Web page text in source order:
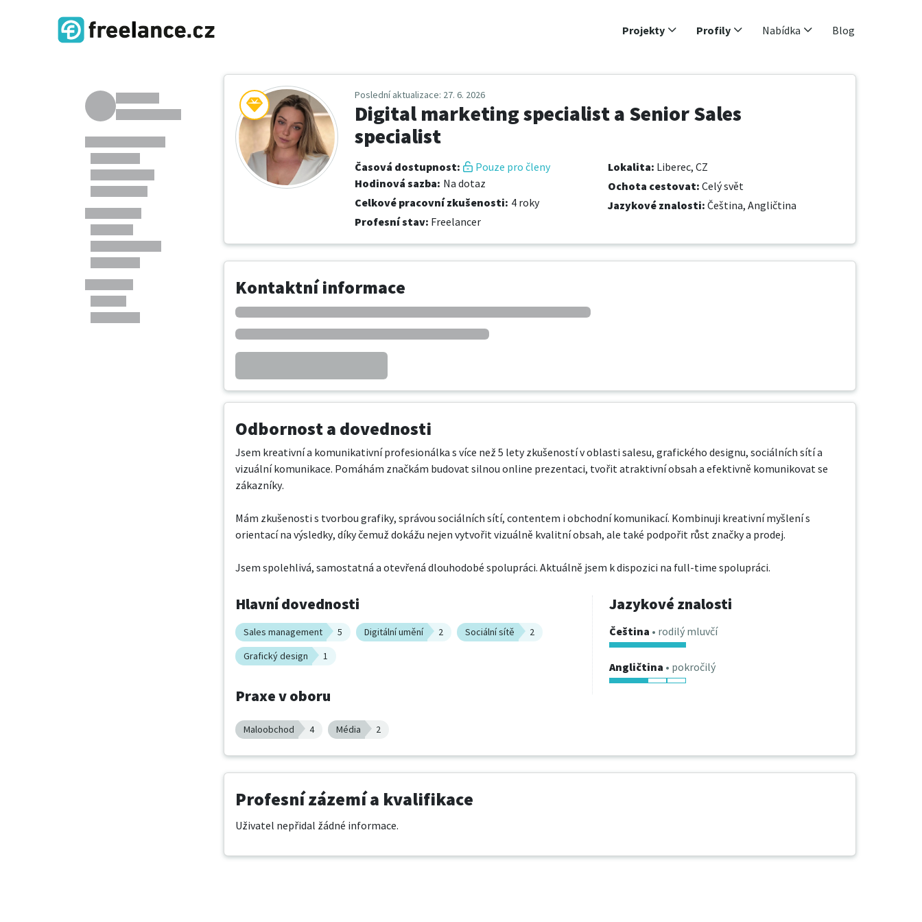
Projekty Profily Nabídka Blog
Poslední aktualizace: 27. 6. 2026
Digital marketing specialist a Senior Sales
specialist
Časová dostupnost:
Pouze pro členy
Hodinová sazba: Na dotaz
Celkové pracovní zkušenosti: 4 roky
Profesní stav: Freelancer
Lokalita: Liberec, CZ
Ochota cestovat: Celý svět
Jazykové znalosti: Čeština, Angličtina
Kontaktní informace
Odbornost a dovednosti
Jsem kreativní a komunikativní profesionálka s více než 5 lety zkušeností v oblasti salesu, grafického designu, sociálních sítí a
vizuální komunikace. Pomáhám značkám budovat silnou online prezentaci, tvořit atraktivní obsah a efektivně komunikovat se
zákazníky.
Mám zkušenosti s tvorbou grafiky, správou sociálních sítí, contentem i obchodní komunikací. Kombinuji kreativní myšlení s
orientací na výsledky, díky čemuž dokážu nejen vytvořit vizuálně kvalitní obsah, ale také podpořit růst značky a prodej.
Jsem spolehlivá, samostatná a otevřená dlouhodobé spolupráci. Aktuálně jsem k dispozici na full-time spolupráci.
Hlavní dovednosti
Sales management 5 Digitální umění 2 Sociální sítě
2
Grafický design
1
Praxe v oboru
Maloobchod 4 Média 2
Jazykové znalosti
Čeština • rodilý mluvčí
Angličtina • pokročilý
Profesní zázemí a kvalifikace
Uživatel nepřidal žádné informace.